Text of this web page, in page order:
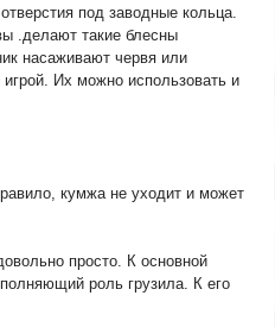
под заводные кольца.
.делают такие блесны
насаживают червя или
Их можно использовать и
кумжа не уходит и может
просто. К основной
роль грузила. К его